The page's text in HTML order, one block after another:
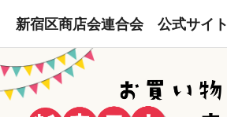
新宿区商店会連合会 公式サイト